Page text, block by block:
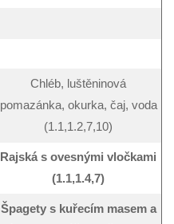
Chléb, luštěninová
pomazánka, okurka, čaj, voda
(1.1,1.2,7,10)
Rajská s ovesnými vločkami
(1.1,1.4,7)
Špagety s kuřecím masem a